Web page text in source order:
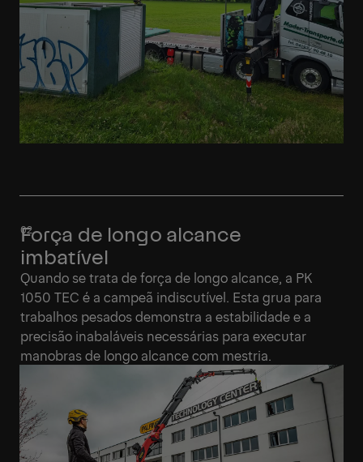
Força de longo alcance
imbatível
Quando se trata de força de longo alcance, a PK
1050 TEC é a campeã indiscutível. Esta grua para
trabalhos pesados demonstra a estabilidade e a
precisão inabaláveis necessárias para executar
manobras de longo alcance com mestria.